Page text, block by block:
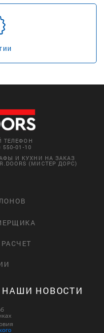
ТЕЛЕФОН
550-01-10
И КУХНИ НА ЗАКАЗ
(МИСТЕР ДОРС)
НОВОСТИ